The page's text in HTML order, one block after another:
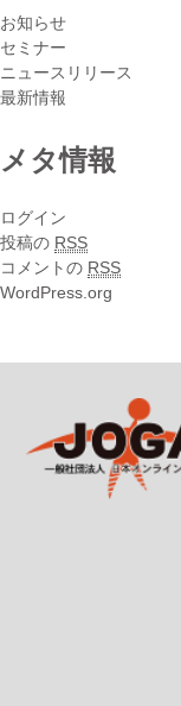
お知らせ
セミナー
ニュースリリース
最新情報
メタ情報
ログイン
投稿の RSS
コメントの RSS
WordPress.org